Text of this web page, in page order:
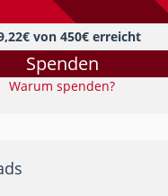
von 450€ erreicht
Spenden
Warum spenden?